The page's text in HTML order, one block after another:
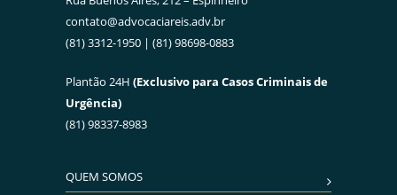
contato@advocaciareis.adv.br
(81) 3312-1950 | (81) 98698-0883
Plantão 24H (Exclusivo para Casos Criminais de
Urgência)
(81) 98337-8983
QUEM SOMOS